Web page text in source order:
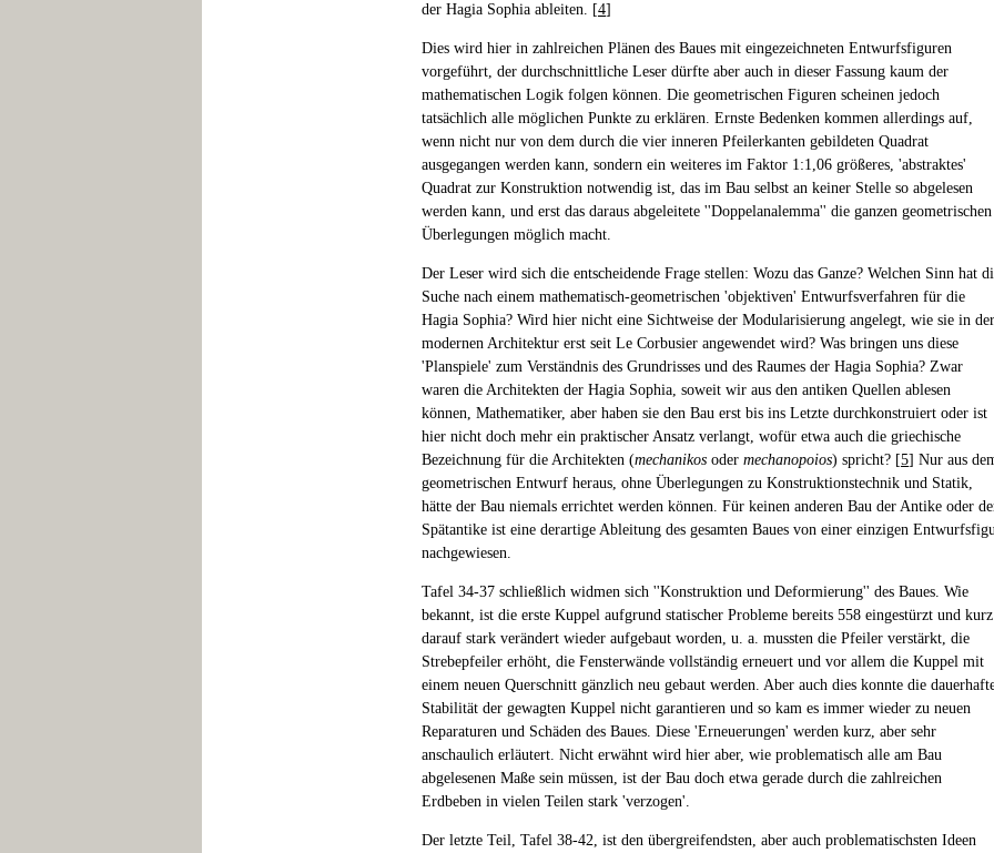
der Hagia Sophia ableiten. [4]
Dies wird hier in zahlreichen Plänen des Baues mit eingezeichneten Entwurfsfiguren
vorgeführt, der durchschnittliche Leser dürfte aber auch in dieser Fassung kaum der
mathematischen Logik folgen können. Die geometrischen Figuren scheinen jedoch
tatsächlich alle möglichen Punkte zu erklären. Ernste Bedenken kommen allerdings auf,
wenn nicht nur von dem durch die vier inneren Pfeilerkanten gebildeten Quadrat
ausgegangen werden kann, sondern ein weiteres im Faktor 1:1,06 größeres, 'abstraktes'
Quadrat zur Konstruktion notwendig ist, das im Bau selbst an keiner Stelle so abgelesen
werden kann, und erst das daraus abgeleitete ''Doppelanalemma'' die ganzen geometrischen
Überlegungen möglich macht.
Der Leser wird sich die entscheidende Frage stellen: Wozu das Ganze? Welchen Sinn hat
Suche nach einem mathematisch-geometrischen 'objektiven' Entwurfsverfahren für die
Hagia Sophia? Wird hier nicht eine Sichtweise der Modularisierung angelegt, wie sie in der
modernen Architektur erst seit Le Corbusier angewendet wird? Was bringen uns diese
'Planspiele' zum Verständnis des Grundrisses und des Raumes der Hagia Sophia? Zwar
waren die Architekten der Hagia Sophia, soweit wir aus den antiken Quellen ablesen
können, Mathematiker, aber haben sie den Bau erst bis ins Letzte durchkonstruiert oder ist
hier nicht doch mehr ein praktischer Ansatz verlangt, wofür etwa auch die griechische
Bezeichnung für die Architekten (mechanikos oder mechanopoios) spricht? [5] Nur aus
geometrischen Entwurf heraus, ohne Überlegungen zu Konstruktionstechnik und Statik,
hätte der Bau niemals errichtet werden können. Für keinen anderen Bau der Antike oder
Spätantike ist eine derartige Ableitung des gesamten Baues von einer einzigen
nachgewiesen.
Tafel 34-37 schließlich widmen sich ''Konstruktion und Deformierung'' des Baues. Wie
bekannt, ist die erste Kuppel aufgrund statischer Probleme bereits 558 eingestürzt und kurz
darauf stark verändert wieder aufgebaut worden, u. a. mussten die Pfeiler verstärkt, die
Strebepfeiler erhöht, die Fensterwände vollständig erneuert und vor allem die Kuppel mit
einem neuen Querschnitt gänzlich neu gebaut werden. Aber auch dies konnte die
Stabilität der gewagten Kuppel nicht garantieren und so kam es immer wieder zu neuen
Reparaturen und Schäden des Baues. Diese 'Erneuerungen' werden kurz, aber sehr
anschaulich erläutert. Nicht erwähnt wird hier aber, wie problematisch alle am Bau
abgelesenen Maße sein müssen, ist der Bau doch etwa gerade durch die zahlreichen
Erdbeben in vielen Teilen stark 'verzogen'.
Der letzte Teil, Tafel 38-42, ist den übergreifendsten, aber auch problematischsten Ideen